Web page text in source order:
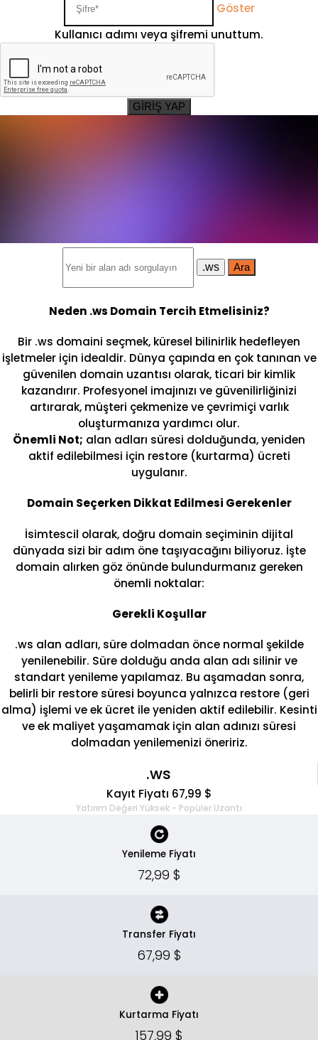
Göster
Kullanıcı adımı veya şifremi unuttum.
GİRİŞ YAP
.ws Ara
Neden .ws Domain Tercih Etmelisiniz?
Bir .ws domaini seçmek, küresel bilinirlik hedefleyen
işletmeler için idealdir. Dünya çapında en çok tanınan ve
güvenilen domain uzantısı olarak, ticari bir kimlik
kazandırır. Profesyonel imajınızı ve güvenilirliğinizi
artırarak, müşteri çekmenize ve çevrimiçi varlık
oluşturmanıza yardımcı olur.
Önemli Not; alan adları süresi dolduğunda, yeniden
aktif edilebilmesi için restore (kurtarma) ücreti
uygulanır.
Domain Seçerken Dikkat Edilmesi Gerekenler
İsimtescil olarak, doğru domain seçiminin dijital
dünyada sizi bir adım öne taşıyacağını biliyoruz. İşte
domain alırken göz önünde bulundurmanız gereken
önemli noktalar:
Gerekli Koşullar
.ws alan adları, süre dolmadan önce normal şekilde
yenilenebilir. Süre dolduğu anda alan adı silinir ve
standart yenileme yapılamaz. Bu aşamadan sonra,
belirli bir restore süresi boyunca yalnızca restore (geri
alma) işlemi ve ek ücret ile yeniden aktif edilebilir. Kesinti
ve ek maliyet yaşamamak için alan adınızı süresi
dolmadan yenilemenizi öneririz.
.ws
Kayıt Fiyatı 67,99 $
Yatırım Değeri Yüksek - Popüler Uzantı
Yenileme Fiyatı
72,99 $
Transfer Fiyatı
67,99 $
Kurtarma Fiyatı
157,99 $